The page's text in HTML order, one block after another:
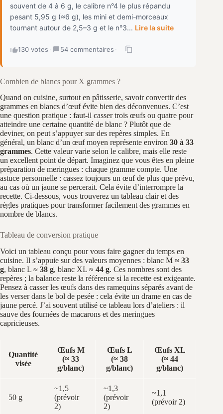
souvent de 4 à 6 g, le calibre n°4 le plus répandu
pesant 5,95 g (≈6 g), les mini et demi-morceaux
tournant autour de 2,5–3 g et le n°3... Lire la suite
130 votes · 54 commentaires ·
Combien de blancs pour X grammes ?
Quand on cuisine, surtout en pâtisserie, savoir convertir des
grammes en blancs d’œuf évite bien des déconvenues. C’est
une question pratique : faut‑il casser trois œufs ou quatre pour
atteindre une certaine quantité de blanc ? Plutôt que de
deviner, on peut s’appuyer sur des repères simples. En
général, un blanc d’un œuf moyen représente environ 30 à 33
grammes. Cette valeur varie selon le calibre, mais elle reste
un excellent point de départ. Imaginez que vous êtes en pleine
préparation de meringues : chaque gramme compte. Une
astuce personnelle : cassez toujours un œuf de plus que prévu,
au cas où un jaune se percerait. Cela évite d’interrompre la
recette. Ci‑dessous, vous trouverez un tableau clair et des
règles pratiques pour transformer facilement des grammes en
nombre de blancs.
Tableau de conversion pratique
Voici un tableau conçu pour vous faire gagner du temps en
cuisine. Il s’appuie sur des valeurs moyennes : blanc M ≈ 33
g, blanc L ≈ 38 g, blanc XL ≈ 44 g. Ces nombres sont des
repères ; la balance reste la référence si la recette est exigeante.
Pensez à casser les œufs dans des ramequins séparés avant de
les verser dans le bol de pesée : cela évite un drame en cas de
jaune percé. J’ai souvent utilisé ce tableau lors d’ateliers : il
sauve des fournées de macarons et des meringues
capricieuses.
Quantité
visée
Œufs M
(≈ 33
g/blanc)
Œufs L
(≈ 38
g/blanc)
Œufs XL
(≈ 44
g/blanc)
50 g
~1,5
(prévoir
2)
~1,3
(prévoir
2)
~1,1
(prévoir 2)